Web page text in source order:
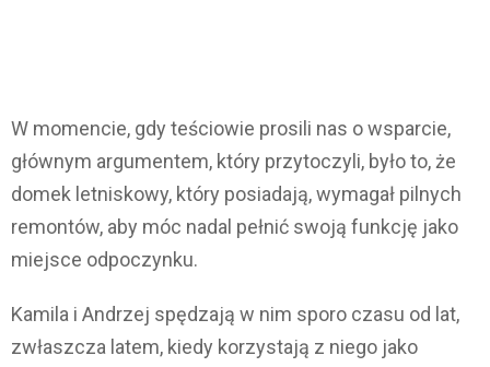
W momencie, gdy teściowie prosili nas o wsparcie,
głównym argumentem, który przytoczyli, było to, że
domek letniskowy, który posiadają, wymagał pilnych
remontów, aby móc nadal pełnić swoją funkcję jako
miejsce odpoczynku.
Kamila i Andrzej spędzają w nim sporo czasu od lat,
zwłaszcza latem, kiedy korzystają z niego jako